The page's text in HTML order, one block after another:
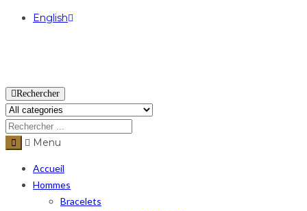
English
Rechercher
Menu
Accueil
Hommes
Bracelets